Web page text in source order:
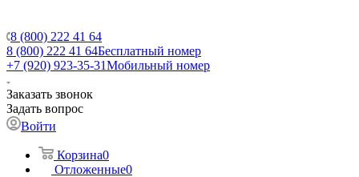
8 (800) 222 41 64
8 (800) 222 41 64Бесплатный номер
+7 (920) 923-35-31Мобильный номер
Заказать звонок
Задать вопрос
Войти
Корзина0
Отложенные0